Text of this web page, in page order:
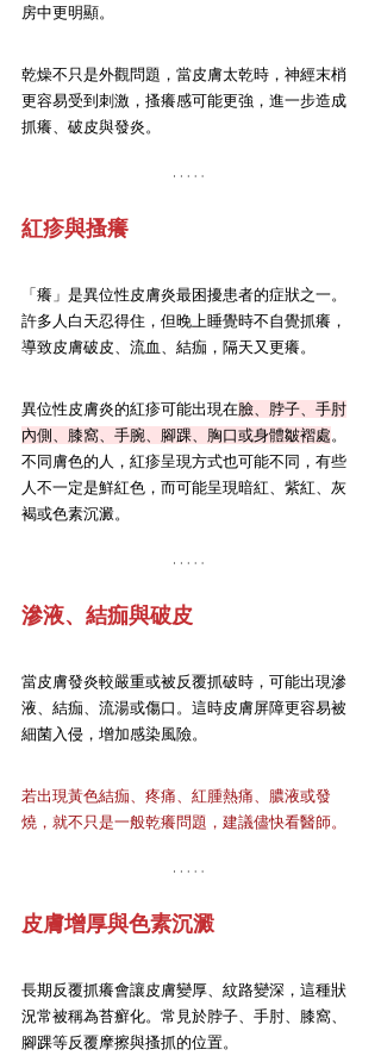
房中更明顯。
乾燥不只是外觀問題，當皮膚太乾時，神經末梢
更容易受到刺激，搔癢感可能更強，進一步造成
抓癢、破皮與發炎。
紅疹與搔癢
「癢」是異位性皮膚炎最困擾患者的症狀之一。
許多人白天忍得住，但晚上睡覺時不自覺抓癢，
導致皮膚破皮、流血、結痂，隔天又更癢。
異位性皮膚炎的紅疹可能出現在臉、脖子、手肘
內側、膝窩、手腕、腳踝、胸口或身體皺褶處 。
不同膚色的人，紅疹呈現方式也可能不同，有些
人不一定是鮮紅色，而可能呈現暗紅、紫紅、灰
褐或色素沉澱。
滲液、結痂與破皮
當皮膚發炎較嚴重或被反覆抓破時，可能出現滲
液、結痂、流湯或傷口。這時皮膚屏障更容易被
細菌入侵，增加感染風險。
若出現黃色結痂、疼痛、紅腫熱痛、膿液或發
燒，就不只是一般乾癢問題，建議儘快看醫師。
皮膚增厚與色素沉澱
長期反覆抓癢會讓皮膚變厚、紋路變深，這種狀
況常被稱為苔癬化。常見於脖子、手肘、膝窩、
腳踝等反覆摩擦與搔抓的位置。